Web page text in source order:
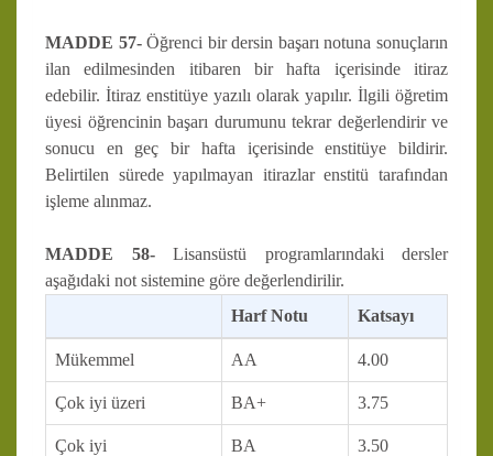
MADDE 57-Öğrenci bir dersin başarı notuna sonuçların
ilan edilmesinden itibaren bir hafta içerisinde itiraz
edebilir. İtiraz enstitüye yazılı olarak yapılır. İlgili öğretim
üyesi öğrencinin başarı durumunu tekrar değerlendirir ve
sonucu en geç bir hafta içerisinde enstitüye bildirir.
Belirtilen sürede yapılmayan itirazlar enstitü tarafından
işleme alınmaz.
MADDE 58-Lisansüstü programlarındaki dersler
aşağıdaki not sistemine göre değerlendirilir.
Harf Notu
Katsayı
Mükemmel AA 4.00
Çok iyi üzeri BA+ 3.75
Çok iyi BA 3.50